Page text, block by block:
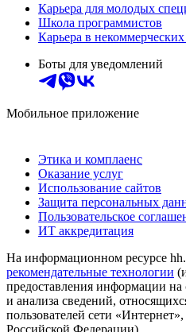
Карьера для молодых
Школа программистов
Карьера в
Боты для уведомлений
Мобильное приложение
Этика и комплаенс
Оказание услуг
Использование сайтов
Защита персональных
Пользовательское
ИТ аккредитация
На информационном ресурсе
рекомендательные технологии
предоставления информации на
и анализа сведений,
пользователей сети
Российской Федерации)